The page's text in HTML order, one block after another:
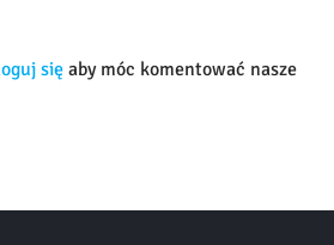
sięaby móc komentować nasze